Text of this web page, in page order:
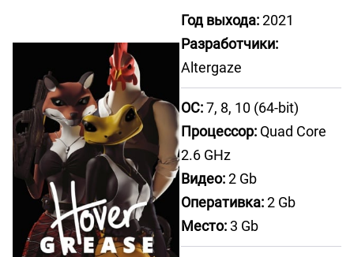
Год выхода:2021
Разработчики:
Altergaze
ОС:7, 8, 10 (64-bit)
Процессор: Quad Core
2.6 GHz
Видео:2 Gb
Оперативка:2 Gb
Место: 3 Gb